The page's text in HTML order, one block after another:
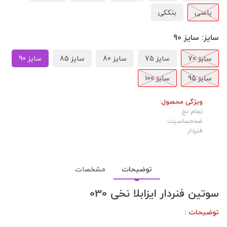
یاسی
بنککی
سایز: سایز 90
سایز 70 سایز 75 سایز 80 سایز 85
سایز 90
سایز 95
سایز 100
ویژگی محصول:
تمام نخ
ضدحساسیت
فنردار
توضیحات مشخصات
سوتین فنردار ایزابلا نخی 030
توضیحات :